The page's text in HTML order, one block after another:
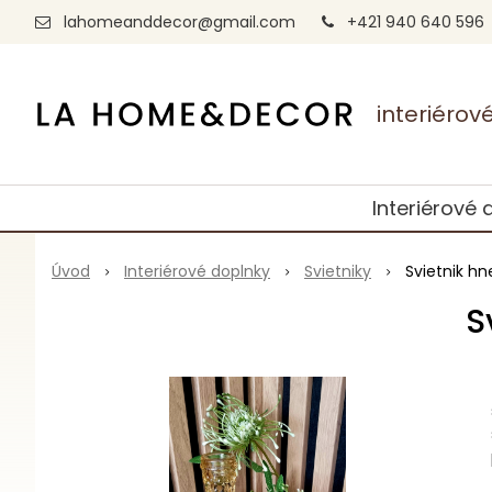
lahomeanddecor@gmail.com +421 940 640 596
Interiérové
Úvod Interiérové doplnky Svietniky Svietnik